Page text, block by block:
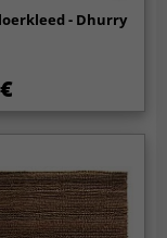
- Dhurry